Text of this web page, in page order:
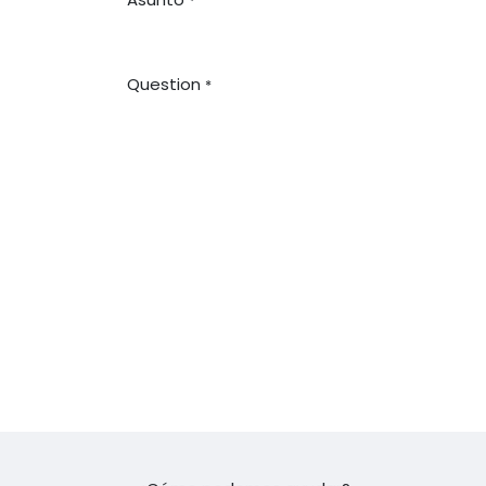
Question *